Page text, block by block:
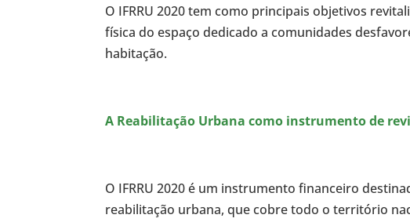
O IFRRU 2020 tem como principais objetivos
física do espaço dedicado a comunidades
habitação.
A Reabilitação Urbana como instrumento de
O IFRRU 2020 é um instrumento financeiro
reabilitação urbana, que cobre todo o território